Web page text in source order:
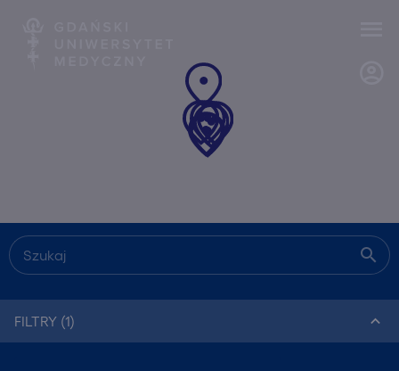
Szukaj
FILTRY (1)